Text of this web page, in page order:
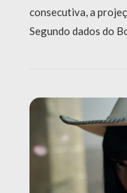
consecutiva, a
Segundo dados do